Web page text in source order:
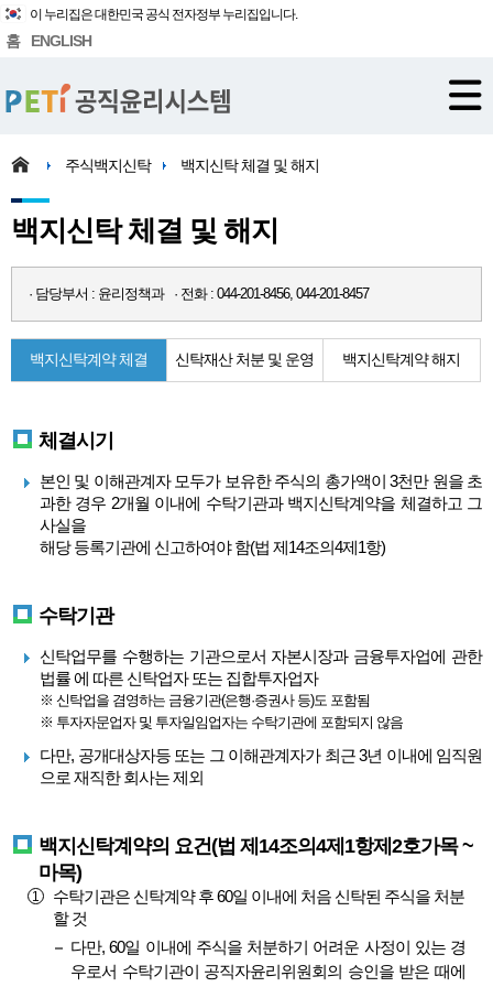
이 누리집은 대한민국 공식 전자정부 누리집입니다.
홈 ENGLISH
주식백지신탁 백지신탁 체결 및 해지
백지신탁 체결 및 해지
· 담당부서 : 윤리정책과 · 전화 : 044-201-8456, 044-201-8457
백지신탁계약 체결 신탁재산 처분 및 운영 백지신탁계약 해지
체결시기
본인 및 이해관계자 모두가 보유한 주식의 총가액이 3천만 원을 초
과한 경우 2개월 이내에 수탁기관과 백지신탁계약을 체결하고 그
사실을
해당 등록기관에 신고하여야 함(법 제14조의4제1항)
수탁기관
신탁업무를 수행하는 기관으로서 자본시장과 금융투자업에 관한
법률 에 따른 신탁업자 또는 집합투자업자
※ 신탁업을 겸영하는 금융기관(은행·증권사 등)도 포함됨
※ 투자자문업자 및 투자일임업자는 수탁기관에 포함되지 않음
다만, 공개대상자등 또는 그 이해관계자가 최근 3년 이내에 임직원
으로 재직한 회사는 제외
백지신탁계약의 요건(법 제14조의4제1항제2호가목 ~
마목)
수탁기관은 신탁계약 후 60일 이내에 처음 신탁된 주식을 처분
할 것
다만, 60일 이내에 주식을 처분하기 어려운 사정이 있는 경
우로서 수탁기관이 공직자윤리위원회의 승인을 받은 때에